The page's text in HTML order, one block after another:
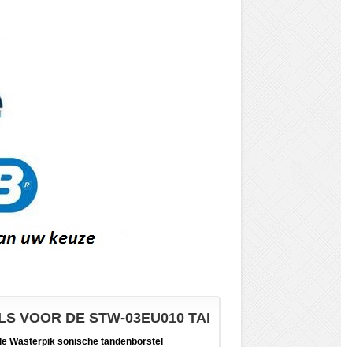
VOOR DE STW-03EU010 TANDENBORSTEL
Wasterpik sonische tandenborstel